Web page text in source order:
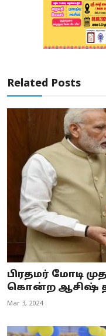
Related Posts
பிரதமர் மோடி
கொன்ற ஆசிஷ்
Mar 3, 2024